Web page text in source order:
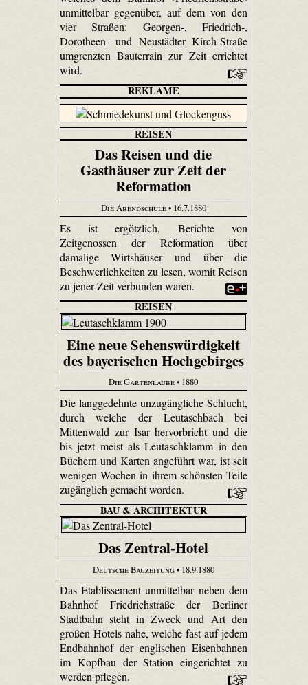
unmittelbar gegenüber, auf dem von den
vier Straßen: Georgen-, Friedrich-,
Dorotheen- und Neustädter Kirch-Straße
umgrenzten Bauterrain zur Zeit errichtet
wird.
REKLAME
REISEN
Das Reisen und die
Gasthäuser zur Zeit der
Reformation
Die Abendschule• 16.7.1880
Es ist ergötzlich, Berichte von
Zeitgenossen der Reformation über
damalige Wirtshäuser und über die
Beschwerlichkeiten zu lesen, womit Reisen
zu jener Zeit verbunden waren.
REISEN
Eine neue Sehenswürdigkeit
des bayerischen Hochgebirges
Die Gartenlaube• 1880
Die langgedehnte unzugängliche Schlucht,
durch welche der Leutaschbach bei
Mittenwald zur Isar hervorbricht und die
bis jetzt meist als Leutaschklamm in den
Büchern und Karten angeführt war, ist seit
wenigen Wochen in ihrem schönsten Teile
zugänglich gemacht worden.
BAU & ARCHITEKTUR
Das Zentral-Hotel
Deutsche Bauzeitung• 18.9.1880
Das Etablissement unmittelbar neben dem
Bahnhof Friedrichstraße der Berliner
Stadtbahn steht in Zweck und Art den
großen Hotels nahe, welche fast auf jedem
Endbahnhof der englischen Eisenbahnen
im Kopfbau der Station eingerichtet zu
werden pflegen.